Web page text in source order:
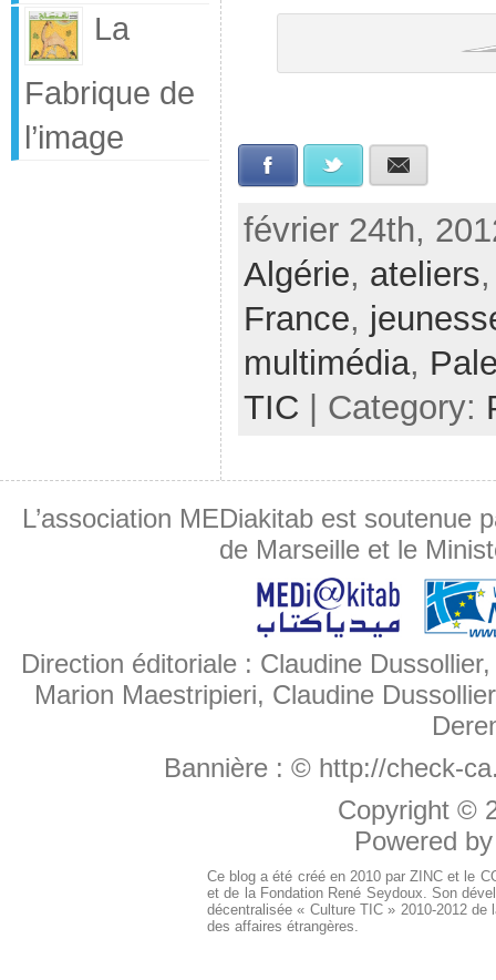
La
Fabrique de
l’image
Facebook Twitter
février 24th,
Algérie, ateliers
France,
multimédia,
TIC | Category:
L’association MEDiakitab est soutenue
de Marseille et le
Direction éditoriale : Claudine
Marion Maestripieri, Claudine
Bannière : © http://check-
Copyright ©
Powered
Ce blog a été créé en 2010 par ZINC et le
et de la Fondation René Seydoux. Son
décentralisée « Culture TIC » 2010-2012
des affaires étrangères.